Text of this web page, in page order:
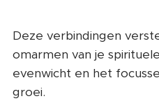
Deze verbindingen
omarmen van je
evenwicht en het
groei.